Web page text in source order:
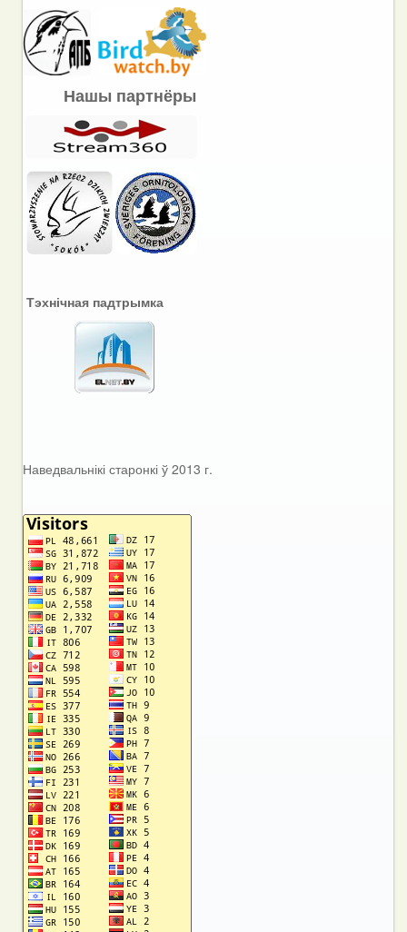
Нашы партнёры
Тэхнічная падтрымка
Наведвальнікі старонкі ў 2013 г.